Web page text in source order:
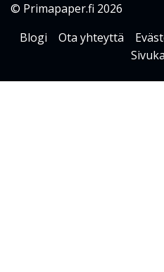
© Primapaper.fi 2026
Blogi
Ota yhteyttä